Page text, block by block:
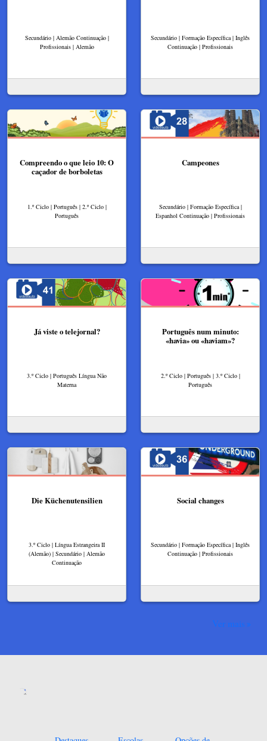
Secundário | Alemão Continuação |
Profissionais | Alemão
Secundário | Formação Específica | Inglês
Continuação | Profissionais
Compreendo o que leio 10: O
caçador de borboletas
1.º Ciclo | Português | 2.º Ciclo |
Português
Campeones
Secundário | Formação Específica |
Espanhol Continuação | Profissionais
Já viste o telejornal?
3.º Ciclo | Português Língua Não
Materna
Português num minuto:
«havia» ou «haviam»?
2.º Ciclo | Português | 3.º Ciclo |
Português
Die Küchenutensilien
3.º Ciclo | Língua Estrangeira II
(Alemão) | Secundário | Alemão
Continuação
Social changes
Secundário | Formação Específica | Inglês
Continuação | Profissionais
Ver mais